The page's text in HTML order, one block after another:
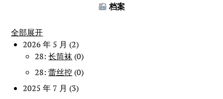
档案
全部展开
2026 年 5 月 (2)
28:长筒袜 (0)
28:蕾丝控 (0)
2025 年 7 月 (3)